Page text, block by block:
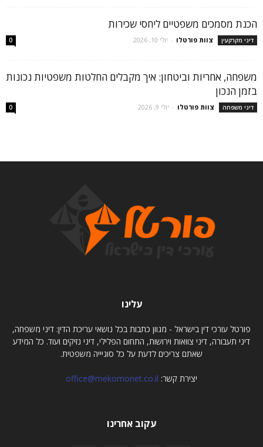
הכנת מסמכים משפטיים ליחסי שכירות
דיני מקרקעין צוות פורטלו - יולי 10, 2026 0
משפחה, אחריות וביטחון: איך מקבלים החלטות משפטיות נכונות
בזמן הנכון
דיני משפחה צוות פורטלו - יולי 9, 2026 0
עלינו
פורטל עורכי דין בישראל - מגוון כתבות בכל נושאי עריכת הדין: דיני משפחה,
דיני תעבורה, דיני צוואות וירושות, התחום הפלילי, דיני נזיקים ועוד. כל המידע
שאתם צריכים לדעת על כל סוגיייה משפטית.
יצירת קשר: office@mekomonet.co.il
עקוב אחרינו